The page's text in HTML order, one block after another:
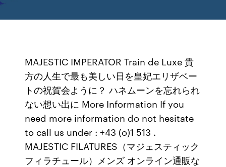
MAJESTIC IMPERATOR Train de Luxe 貴
方の人生で最も美しい日を皇妃エリザベー
トの祝賀会ように？ ハネムーンを忘れられ
ない想い出に More Information If you
need more information do not hesitate
to call us under : +43 (o)1 513 .
MAJESTIC FILATURES（マジェスティック
フィラチュール）メンズ オンライン通販な